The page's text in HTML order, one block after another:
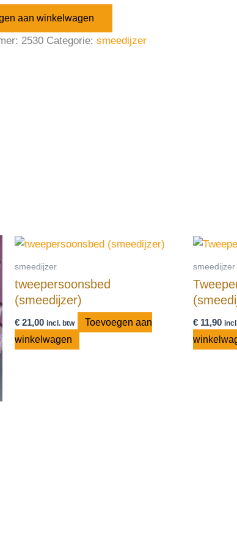
aan winkelwagen
2530 Categorie: smeedijzer
smeedijzer
tweepersoonsbed
(smeedijzer)
€21,00 incl. btw
Toevoegen aan
winkelwagen
smeedijzer
€11,90